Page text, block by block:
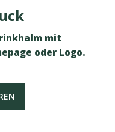
mit
oder Logo.